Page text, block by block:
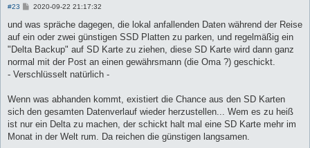
#23
B
i
r
a
2020-09-22 21:17:32
und was spräche dagegen, die lokal anfallenden Daten während der Reise
auf ein oder zwei günstigen SSD Platten zu parken, und regelmäßig ein
"Delta Backup" auf SD Karte zu ziehen, diese SD Karte wird dann ganz
normal mit der Post an einen gewährsmann (die Oma ?) geschickt.
- Verschlüsselt natürlich -
Wenn was abhanden kommt, existiert die Chance aus den SD Karten
sich den gesamten Datenverlauf wieder herzustellen... Wem es zu heiß
ist nur ein Delta zu machen, der schickt halt mal eine SD Karte mehr im
Monat in der Welt rum. Da reichen die günstigen langsamen.